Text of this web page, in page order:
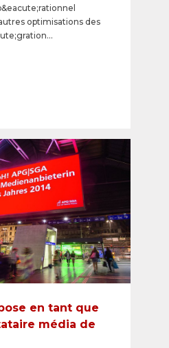
optimisations des
en tant que
média de